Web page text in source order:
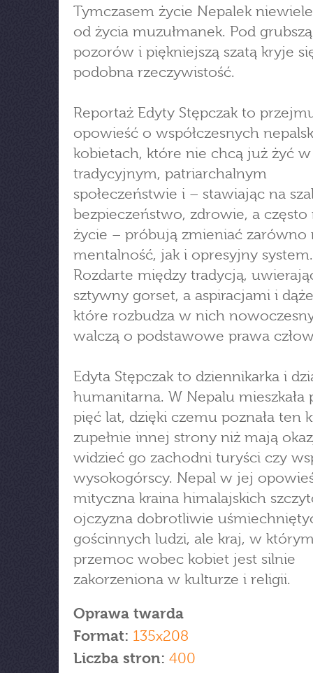
Tymczasem życie Nepalek
od życia muzułmanek. Pod
pozorów i piękniejszą szatą kryje
podobna rzeczywistość.
Reportaż Edyty Stępczak to
opowieść o współczesnych
kobietach, które nie chcą już żyć w
tradycyjnym, patriarchalnym
społeczeństwie i – stawiając na
bezpieczeństwo, zdrowie, a często
życie – próbują zmieniać zarówno
mentalność, jak i opresyjny system.
Rozdarte między tradycją,
sztywny gorset, a aspiracjami i
które rozbudza w nich
walczą o podstawowe prawa
Edyta Stępczak to dziennikarka i
humanitarna. W Nepalu mieszkała
pięć lat, dzięki czemu poznała ten
zupełnie innej strony niż mają
widzieć go zachodni turyści czy
wysokogórscy. Nepal w jej
mityczna kraina himalajskich
ojczyzna dobrotliwie
gościnnych ludzi, ale kraj, w
przemoc wobec kobiet jest silnie
zakorzeniona w kulturze i religii.
Oprawa twarda
Format: 135x208
Liczba stron: 400